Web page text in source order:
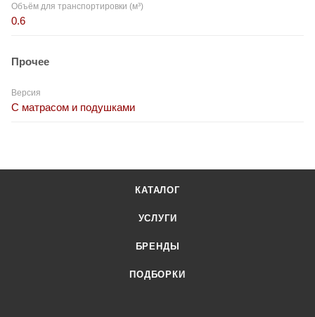
Объём для транспортировки (м³)
0.6
Прочее
Версия
С матрасом и подушками
КАТАЛОГ
УСЛУГИ
БРЕНДЫ
ПОДБОРКИ